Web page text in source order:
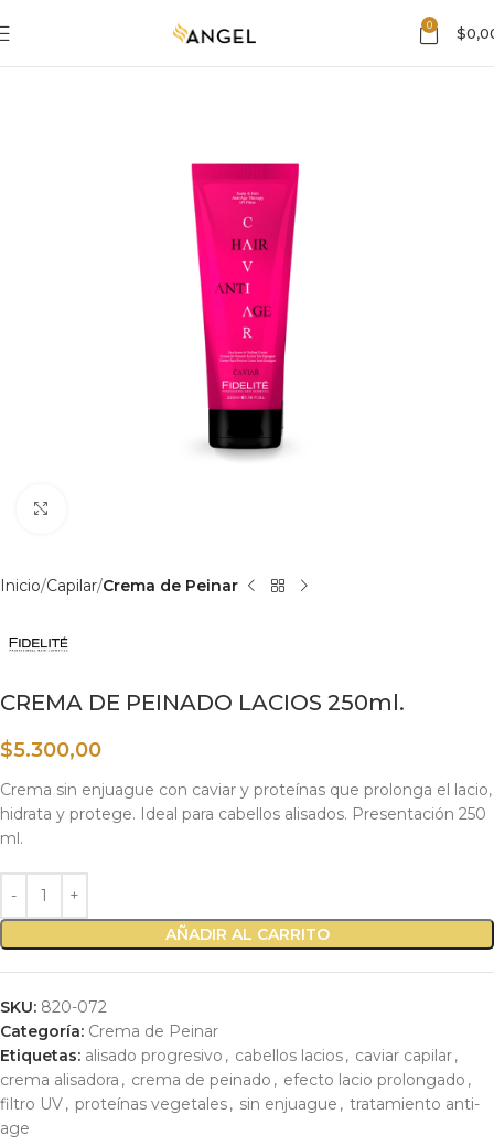
0 $
Inicio Capilar Crema de Peinar
CREMA DE PEINADO LACIOS 250ml.
$5.300,00
Crema sin enjuague con caviar y proteínas que prolonga el lacio,
hidrata y protege. Ideal para cabellos alisados. Presentación 250
ml.
AÑADIR AL CARRITO
SKU: 820-072
Categoría: Crema de Peinar
Etiquetas: alisado progresivo , cabellos lacios, caviar capilar,
crema alisadora , crema de peinado , efecto lacio prolongado ,
filtro UV, proteínas vegetales, sin enjuague , tratamiento anti-
age